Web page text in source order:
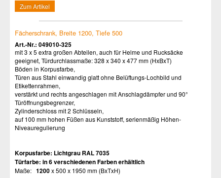
Zum Artikel
Fächerschrank, Breite 1200, Tiefe 500
Art.-Nr.: 049010-325
mit 3 x 5 extra großen Abteilen, auch für Helme und Rucksäcke
geeignet, Türdurchlassmaße: 328 x 340 x 477 mm (HxBxT)
Böden in Korpusfarbe,
Türen aus Stahl einwandig glatt ohne Belüftungs-Lochbild und
Etikettenrahmen,
verstärkt und rechts angeschlagen mit Anschlagdämpfer und 90°
Türöffnungsbegrenzer,
Zylinderschloss mit 2 Schlüsseln,
auf 100 mm hohen Füßen aus Kunststoff, serienmäßig Höhen-
Niveauregulierung
Korpusfarbe: Lichtgrau RAL 7035
Türfarbe: in 6 verschiedenen Farben erhältlich
Maße: 1200x 500 x 1950 mm (BxTxH)